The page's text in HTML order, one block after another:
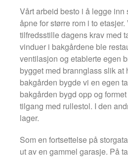
Vårt arbeid besto i å legge
åpne for større rom i to
tilfredsstille dagens krav med
vinduer i bakgårdene ble
ventilasjon og etablerte egen
bygget med brannglass slik
bakgården bygde vi en egen
bakgården bygd opp og
tilgang med rullestol. I den
lager.
Som en fortsettelse på
ut av en gammel garasje. På